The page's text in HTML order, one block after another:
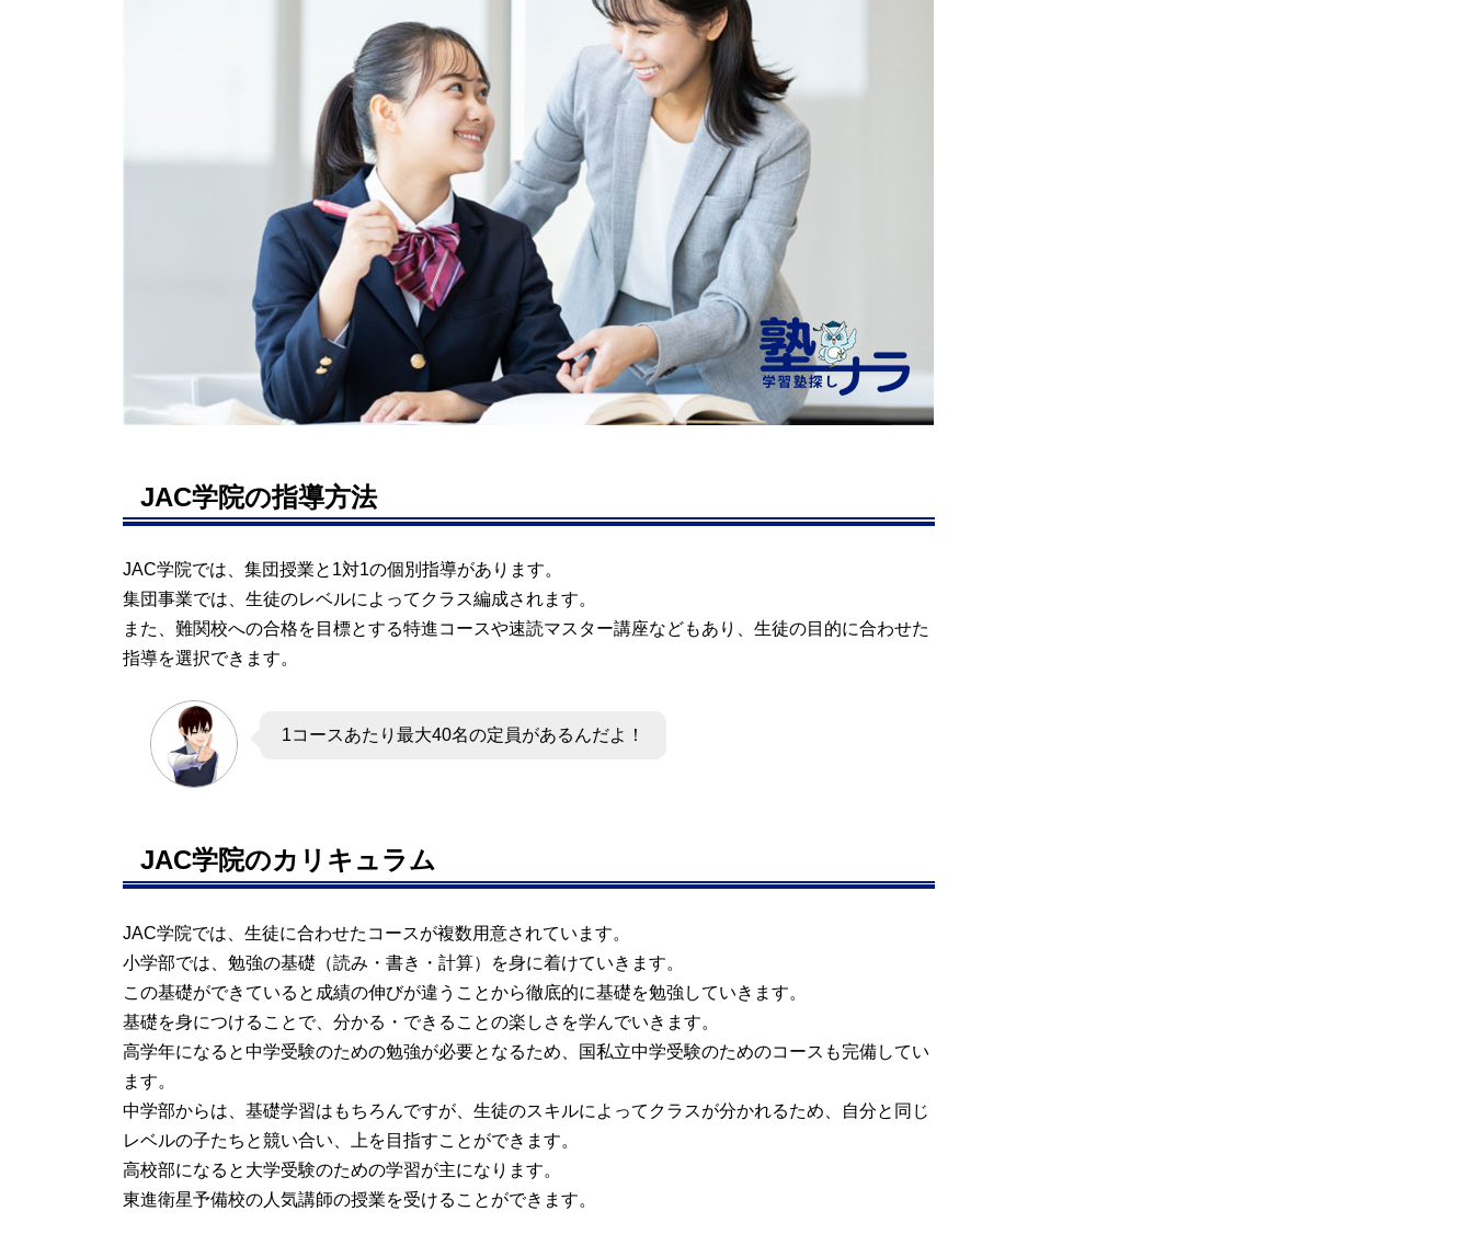
JAC学院の指導方法
JAC学院では、集団授業と1対1の個別指導があります。
集団事業では、生徒のレベルによってクラス編成されます。
また、難関校への合格を目標とする特進コースや速読マスター講座などもあり、生徒の目的に合わせた
指導を選択できます。
1コースあたり最大40名の定員があるんだよ！
JAC学院のカリキュラム
JAC学院では、生徒に合わせたコースが複数用意されています。
小学部では、勉強の基礎（読み・書き・計算）を身に着けていきます。
この基礎ができていると成績の伸びが違うことから徹底的に基礎を勉強していきます。
基礎を身につけることで、分かる・できることの楽しさを学んでいきます。
高学年になると中学受験のための勉強が必要となるため、国私立中学受験のためのコースも完備してい
ます。
中学部からは、基礎学習はもちろんですが、生徒のスキルによってクラスが分かれるため、自分と同じ
レベルの子たちと競い合い、上を目指すことができます。
高校部になると大学受験のための学習が主になります。
東進衛星予備校の人気講師の授業を受けることができます。